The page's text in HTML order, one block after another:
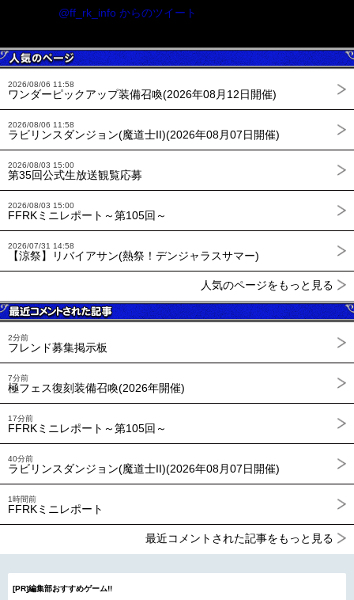
@ff_rk_info からのツイート
2026/08/06 11:58
ワンダーピックアップ装備召喚(2026年08月12日開催)
2026/08/06 11:58
ラビリンスダンジョン(魔道士II)(2026年08月07日開催)
2026/08/03 15:00
第35回公式生放送観覧応募
2026/08/03 15:00
FFRKミニレポート～第105回～
2026/07/31 14:58
【涼祭】リバイアサン(熱祭！デンジャラスサマー)
人気のページをもっと見る
2分前
フレンド募集掲示板
7分前
極フェス復刻装備召喚(2026年開催)
17分前
FFRKミニレポート～第105回～
40分前
ラビリンスダンジョン(魔道士II)(2026年08月07日開催)
1時間前
FFRKミニレポート
最近コメントされた記事をもっと見る
[PR]編集部おすすめゲーム!!